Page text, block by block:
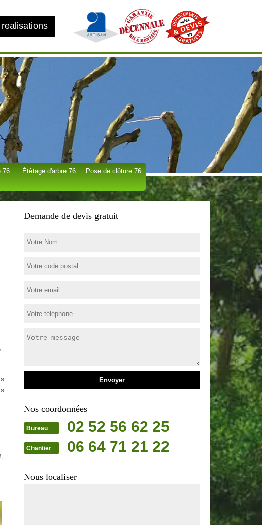
76 Étêtage d'arbre 76 Pose de clôture 76
Demande de devis gratuit
Nos coordonnées
Bureau 02 52 56 62 25
Chantier 06 64 71 21 22
Nous localiser